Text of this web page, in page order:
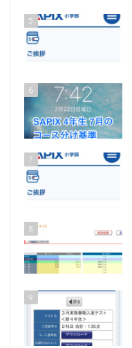
5
6
7
8
9